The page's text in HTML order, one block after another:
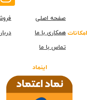
امکانات
صفحه اصلی
همکاری با ما
تماس با ما
اینماد